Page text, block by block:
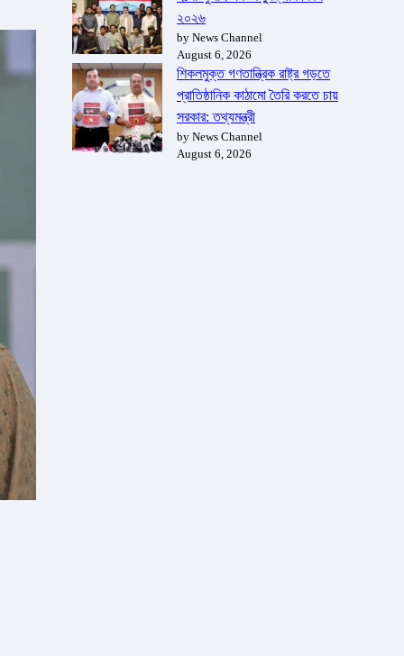
২০২৬
by News Channel
August 6, 2026
শিকলমুক্ত গণতান্ত্রিক রাষ্ট্র গড়তে
প্রাতিষ্ঠানিক কাঠামো তৈরি করতে চায়
সরকার: তথ্যমন্ত্রী
by News Channel
August 6, 2026